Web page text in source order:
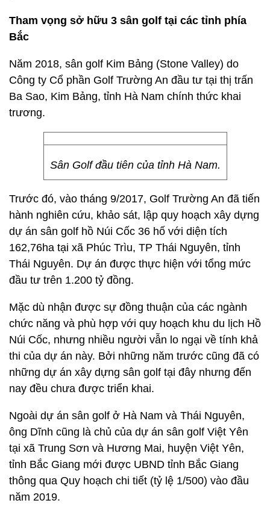
Tham vọng sở hữu 3 sân golf tại các tỉnh phía
Bắc
Năm 2018, sân golf Kim Bảng (Stone Valley) do
Công ty Cổ phần Golf Trường An đầu tư tại thị trấn
Ba Sao, Kim Bảng, tỉnh Hà Nam chính thức khai
trương.
Sân Golf đầu tiên của tỉnh Hà Nam.
Trước đó, vào tháng 9/2017, Golf Trường An đã tiến
hành nghiên cứu, khảo sát, lập quy hoạch xây dựng
dự án sân golf hồ Núi Cốc 36 hố với diện tích
162,76ha tại xã Phúc Trìu, TP Thái Nguyên, tỉnh
Thái Nguyên. Dự án được thực hiện với tổng mức
đầu tư trên 1.200 tỷ đồng.
Mặc dù nhận được sự đồng thuận của các ngành
chức năng và phù hợp với quy hoạch khu du lịch Hồ
Núi Cốc, nhưng nhiều người vẫn lo ngại về tính khả
thi của dự án này. Bởi những năm trước cũng đã có
những dự án xây dựng sân golf tại đây nhưng đến
nay đều chưa được triển khai.
Ngoài dự án sân golf ở Hà Nam và Thái Nguyên,
ông Dĩnh cũng là chủ của dự án sân golf Việt Yên
tại xã Trung Sơn và Hương Mai, huyện Việt Yên,
tỉnh Bắc Giang mới được UBND tỉnh Bắc Giang
thông qua Quy hoạch chi tiết (tỷ lệ 1/500) vào đầu
năm 2019.